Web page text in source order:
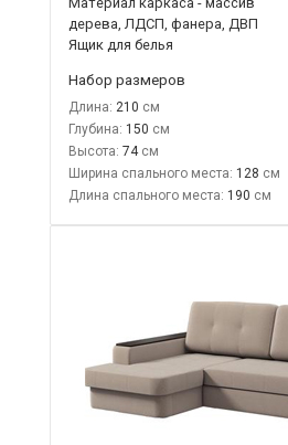
дерева, ЛДСП, фанера, ДВП
Ящик для белья
Набор размеров
Длина: 210
Глубина: 150
Высота: 74
Ширина спального места: 128
Длина спального места: 190